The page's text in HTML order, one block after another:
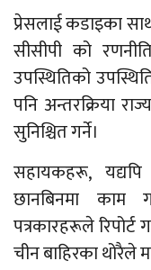
प्रेसलाई कडाइका
सीसीपी को
उपस्थितिको
पनि अन्तरक्रिया
सुनिश्चित गर्ने।
सहायकहरू,
छानबिनमा काम
पत्रकारहरूले रिपोर्ट
चीन बाहिरका थोरैले